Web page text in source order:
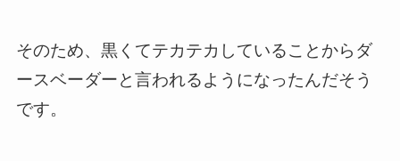
そのため、黒くてテカテカしていることからダ
ースベーダーと言われるようになったんだそう
です。